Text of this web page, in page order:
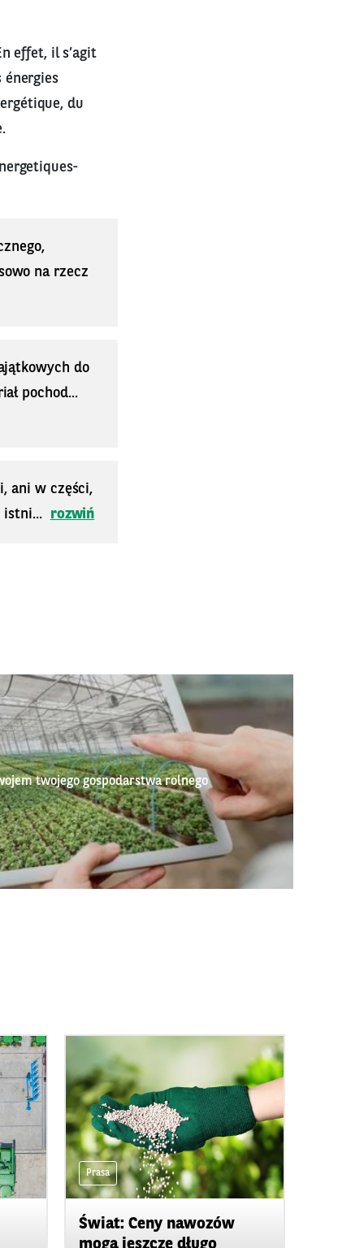
effet, il s’agit
énergies
du
na rzecz
do
pochod...
ani w części,
istni...
rozwiń
twojego gospodarstwa rolnego
Prasa
Świat: Ceny nawozów
mogą jeszcze długo